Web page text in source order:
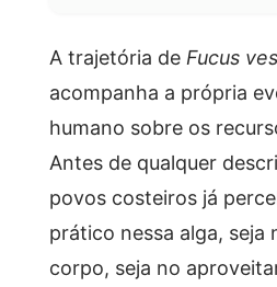
A trajetória de Fucus
acompanha a própria
humano sobre os
Antes de qualquer
povos costeiros já
prático nessa alga, seja
corpo, seja no